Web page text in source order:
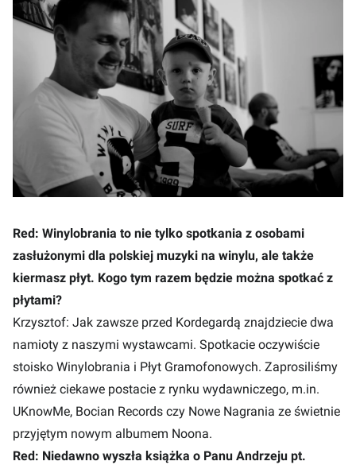
Red: Winylobrania to nie tylko spotkania z osobami
zasłużonymi dla polskiej muzyki na winylu, ale także
kiermasz płyt. Kogo tym razem będzie można spotkać z
płytami?
Krzysztof: Jak zawsze przed Kordegardą znajdziecie dwa
namioty z naszymi wystawcami. Spotkacie oczywiście
stoisko Winylobrania i Płyt Gramofonowych. Zaprosiliśmy
również ciekawe postacie z rynku wydawniczego, m.in.
UKnowMe, Bocian Records czy Nowe Nagrania ze świetnie
przyjętym nowym albumem Noona.
Red: Niedawno wyszła książka o Panu Andrzeju pt.